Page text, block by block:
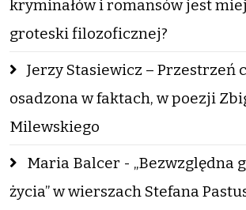
kryminałów i romansów jest
groteski filozoficznej?
Jerzy Stasiewicz – Przestrzeń
osadzona w faktach, w poezji
Milewskiego
Maria Balcer - „Bezwzględna
życia” w wierszach Stefana